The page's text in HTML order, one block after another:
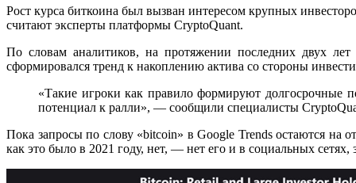
Рост курса биткоина был вызван интересом крупных
считают эксперты платформы CryptoQuant.
По словам аналитиков, на протяжении последних двух
сформировался тренд к накоплению актива со стороны
«Такие игроки как правило формируют долгосрочные
потенциал к ралли», — сообщили специалисты
Пока запросы по слову «bitcoin» в Google Trends остаются на
как это было в 2021 году, нет, — нет его и в социальных сетях,